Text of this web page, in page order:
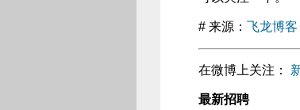
# 来源： 飞龙博客
在微博上关注：
最新招聘